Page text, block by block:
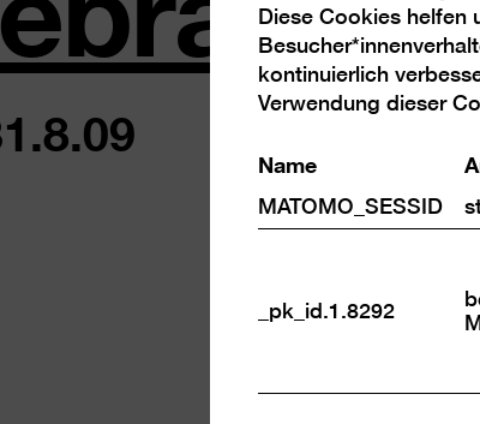
Diese Cookies helfen
kontinuierlich
Verwendung dieser
Name
MATOMO_SESSID
_pk_id.1.8292